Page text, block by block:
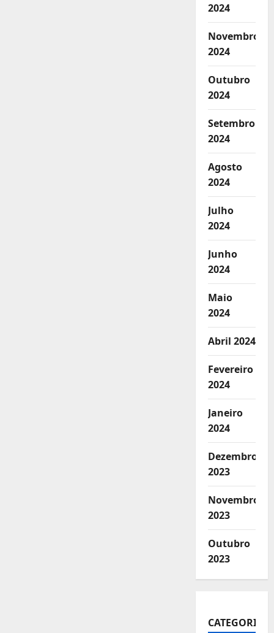
2024
Novembro
2024
Outubro
2024
Setembro
2024
Agosto
2024
Julho
2024
Junho
2024
Maio
2024
Abril 2024
Fevereiro
2024
Janeiro
2024
Dezembro
2023
Novembro
2023
Outubro
2023
CATEGORIAS